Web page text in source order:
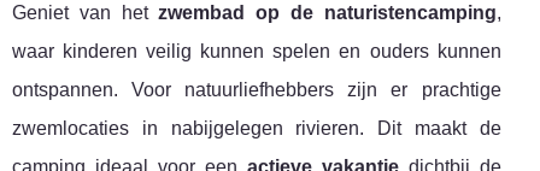
Geniet van hetzwembad op de naturistencamping,
waar kinderen veilig kunnen spelen en ouders kunnen
ontspannen. Voor natuurliefhebbers zijn er prachtige
zwemlocaties in nabijgelegen rivieren. Dit maakt de
camping ideaal voor een actieve vakantiedichtbij de